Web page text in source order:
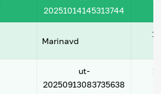
20251014145313744
Marinavd
ut-
20250913083735638